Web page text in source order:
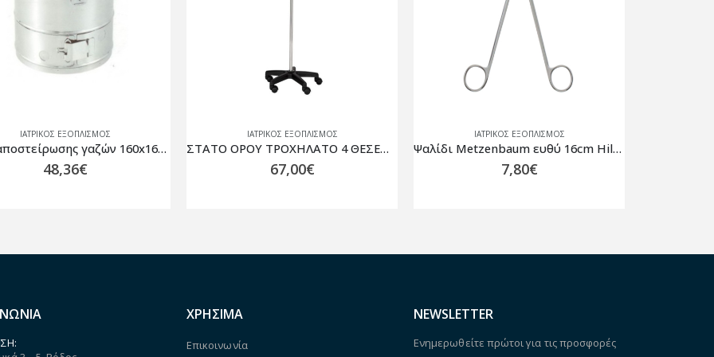
ΙΑΤΡΙΚΟΣ ΕΞΟΠΛΙΣΜΟΣ
ΣΤΑΤΟ ΟΡΟΥ ΤΡΟΧΗΛΑΤΟ 4 ΘΕΣΕΩΝ ΥΠΟΔΟΧΗΣ
67,00€
ΙΑΤΡΙΚΟΣ ΕΞΟΠΛΙΣΜΟΣ
Ψαλίδι Metzenbaum ευθύ 16cm Hilbro
7,80€
ΙΑΤΡΙΚΟΣ ΕΞΟΠΛΙΣΜΟΣ
ΤΡΟΧΗΛΑΤΟΣ ΠΛΑΓΙΟΣ ΦΩΤΙΣΜΟΣ GIMA 49035
220,00€
ΧΡΗΣΙΜΑ
Επικοινωνία
NEWSLETTER
Ενημερωθείτε πρώτοι για τις προσφορές